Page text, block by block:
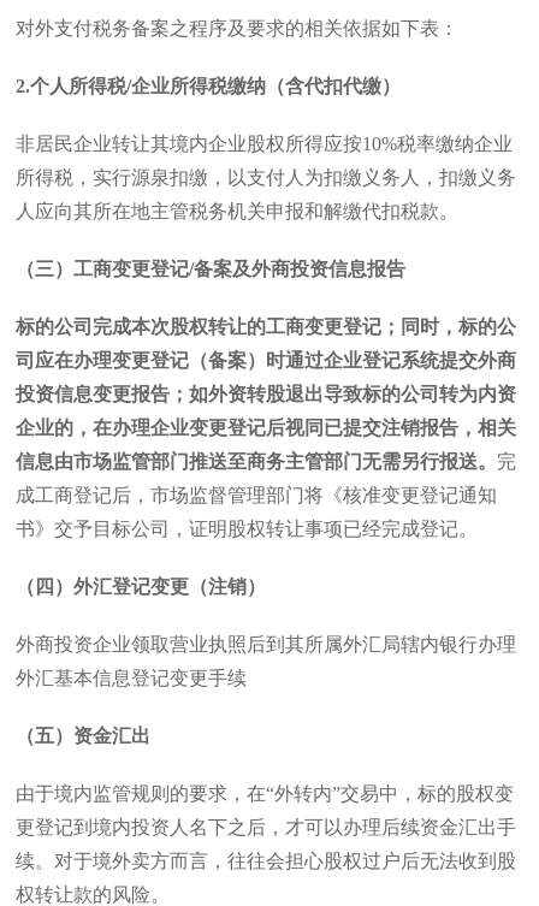
对外支付税务备案之程序及要求的相关依据如下表：
2.个人所得税/企业所得税缴纳（含代扣代缴）
非居民企业转让其境内企业股权所得应按10%税率缴纳企业
所得税，实行源泉扣缴，以支付人为扣缴义务人，扣缴义务
人应向其所在地主管税务机关申报和解缴代扣税款。
（三）工商变更登记/备案及外商投资信息报告
标的公司完成本次股权转让的工商变更登记；同时，标的公
司应在办理变更登记（备案）时通过企业登记系统提交外商
投资信息变更报告；如外资转股退出导致标的公司转为内资
企业的，在办理企业变更登记后视同已提交注销报告，相关
信息由市场监管部门推送至商务主管部门无需另行报送。 完
成工商登记后，市场监督管理部门将《核准变更登记通知
书》交予目标公司，证明股权转让事项已经完成登记。
（四）外汇登记变更（注销）
外商投资企业领取营业执照后到其所属外汇局辖内银行办理
外汇基本信息登记变更手续
（五）资金汇出
由于境内监管规则的要求，在“外转内”交易中，标的股权变
更登记到境内投资人名下之后，才可以办理后续资金汇出手
续。对于境外卖方而言，往往会担心股权过户后无法收到股
权转让款的风险。